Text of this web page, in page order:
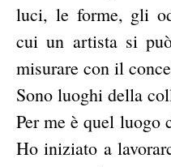
luci, le forme, gli
cui un artista si
misurare con il
Sono luoghi della
Per me è quel luogo
Ho iniziato a